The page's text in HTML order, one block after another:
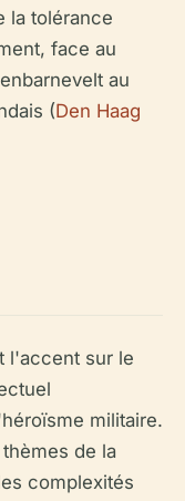
la tolérance
face au
au
(Den Haag
l'accent sur le
militaire.
de la
complexités